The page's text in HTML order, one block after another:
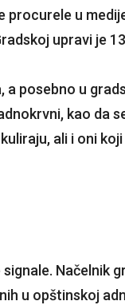
u
upravi je
posebno u
kao da
ali i oni
Načelnik
u opštinskoj